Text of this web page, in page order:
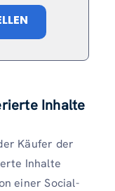
Inhalte
Käufer der
Inhalte
einer Social-